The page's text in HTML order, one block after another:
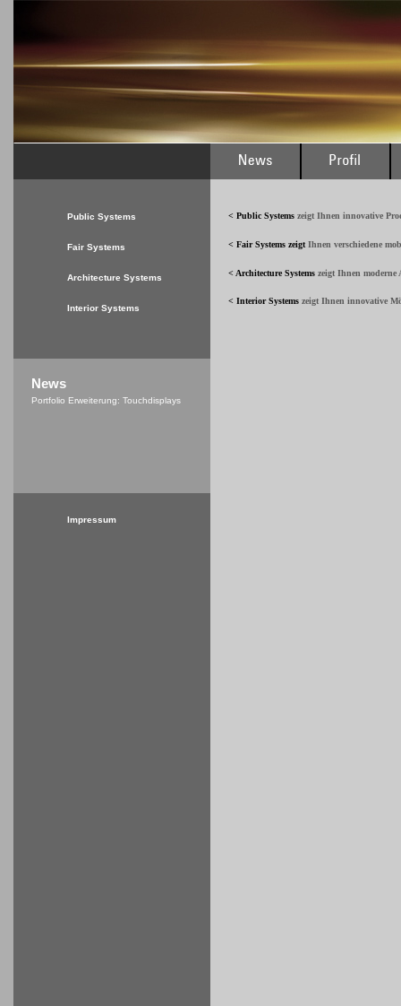
< Public Systems zeigt Ihnen innovative
< Fair Systems zeigt Ihnen verschiedene
< Architecture Systems zeigt Ihnen
< Interior Systems zeigt Ihnen innovative
Public Systems
Fair Systems
Architecture Systems
Interior Systems
News
Portfolio Erweiterung: Touchdisplays
Impressum